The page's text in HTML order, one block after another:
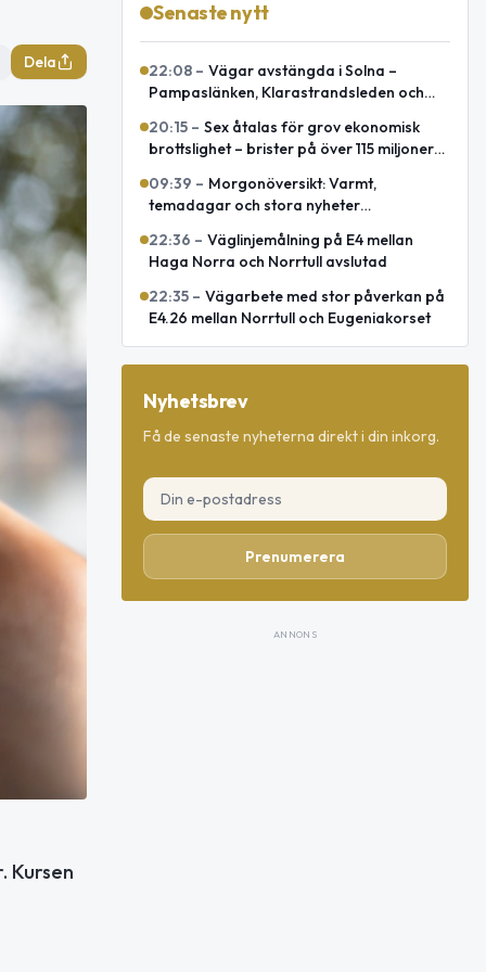
Dela
Kursen
Senaste nytt
22:08 – Vägar avstängda i Solna –
Pampaslänken, Klarastrandsleden och
20:15 – Sex åtalas för grov ekonomisk
brottslighet – brister på över 115 miljoner
09:39 – Morgonöversikt: Varmt,
temadagar och stora nyheter
22:36 – Väglinjemålning på E4 mellan
Haga Norra och Norrtull avslutad
22:35 – Vägarbete med stor påverkan på
E4.26 mellan Norrtull och Eugeniakorset
Nyhetsbrev
Få de senaste nyheterna direkt i din inkorg.
Prenumerera
ANNONS